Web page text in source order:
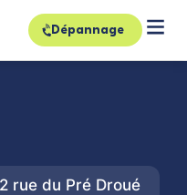
Dépannage
rue du Pré Droué